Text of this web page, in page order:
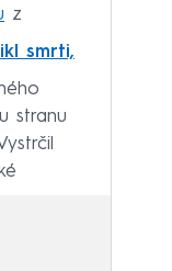
z
smrti,
stranu